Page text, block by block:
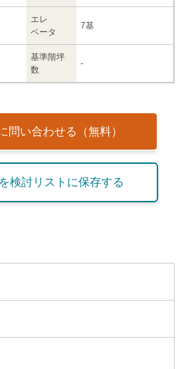
エレ
ベータ
7基
基準階坪
数
-
問い合わせる（無料）
を検討リストに保存する